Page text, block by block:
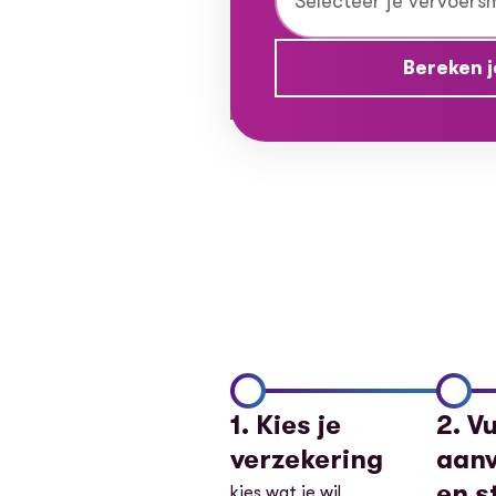
Bereken
1. Kies je
verzekering
2.